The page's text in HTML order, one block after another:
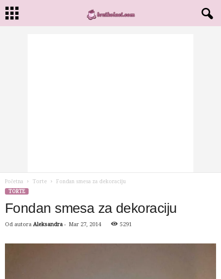
Početna Torte
Fondan smesa za dekoraciju
TORTE
Fondan smesa za dekoraciju
Od autora Aleksandra - Mar 27, 2014 5291